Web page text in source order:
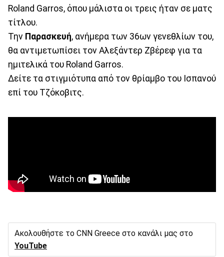
Roland Garros, όπου μάλιστα οι τρεις ήταν σε ματς
τίτλου.
Την Παρασκευή, ανήμερα των 36ων γενεθλίων του,
θα αντιμετωπίσει τον Αλεξάντερ Ζβέρεφ για τα
ημιτελικά του Roland Garros.
Δείτε τα στιγμιότυπα από τον θρίαμβο του Ισπανού
επί του Τζόκοβιτς.
Ακολουθήστε το CNN Greece στο κανάλι μας στο
YouTube